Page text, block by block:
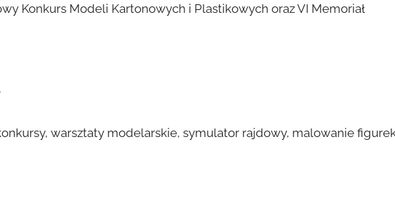
Konkurs Modeli Kartonowych i Plastikowych oraz VI Memoriał
warsztaty modelarskie, symulator rajdowy, malowanie